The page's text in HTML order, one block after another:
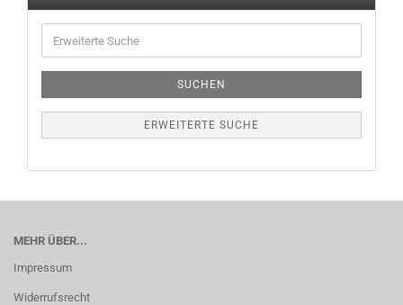
SUCHEN
ERWEITERTE SUCHE
MEHR ÜBER...
Impressum
Widerrufsrecht